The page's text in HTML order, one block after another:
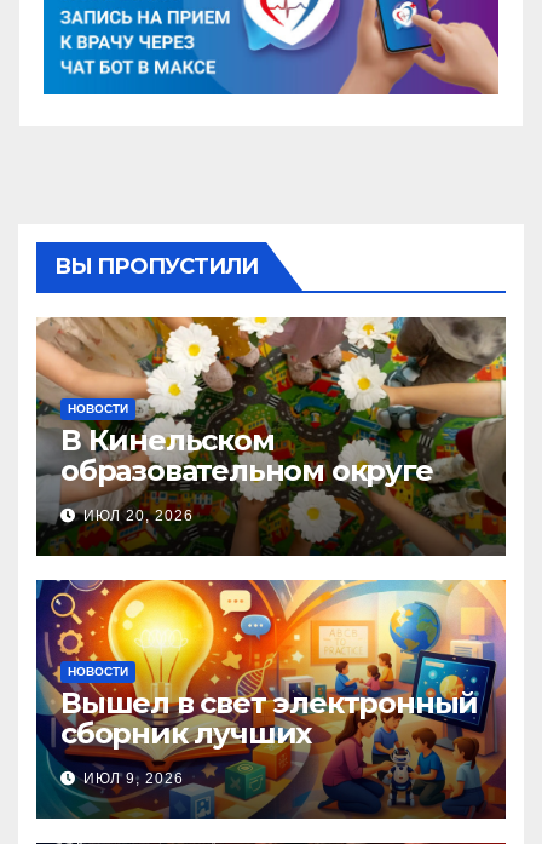
ВЫ ПРОПУСТИЛИ
НОВОСТИ
В Кинельском
образовательном округе
прошла Неделя правовой
помощи, посвящённая Дню
семьи, любви и верности
ИЮЛ 20, 2026
НОВОСТИ
Вышел в свет электронный
сборник лучших
инновационных практик
педагогов дошкольного
образования!
ИЮЛ 9, 2026